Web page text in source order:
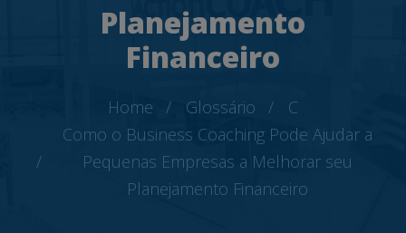
Planejamento
Financeiro
Home Glossário
C
Como o Business Coaching Pode Ajudar a
Pequenas Empresas a Melhorar seu
Planejamento Financeiro